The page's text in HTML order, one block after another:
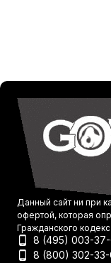
Данный сайт ни при
офертой, которая
Гражданского
8 (495) 003-
8 (800) 302-